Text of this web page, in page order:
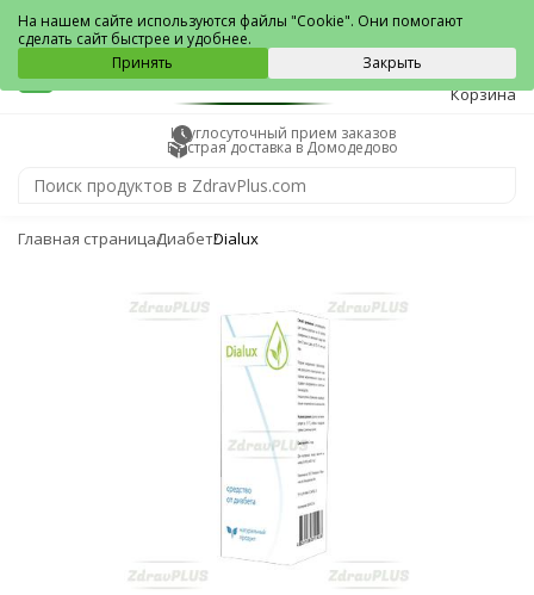
Домодедово
0
Корзина
Круглосуточный прием заказов
Быстрая доставка в Домодедово
Главная страницаДиабетDialux
На нашем сайте используются файлы "Cookie". Они помогают
сделать сайт быстрее и удобнее.
Принять
Закрыть